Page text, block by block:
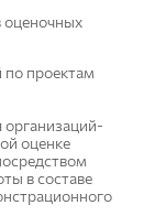
оценочных
проектам
организаций-
оценке
в составе